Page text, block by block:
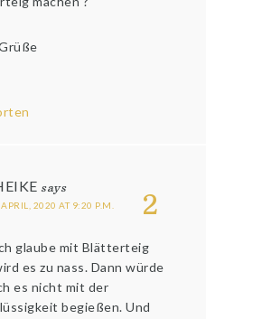
2
says
2020 AT 9:20 P.M.
glaube mit Blätterteig
es zu nass. Dann würde
es nicht mit der
begießen. Und